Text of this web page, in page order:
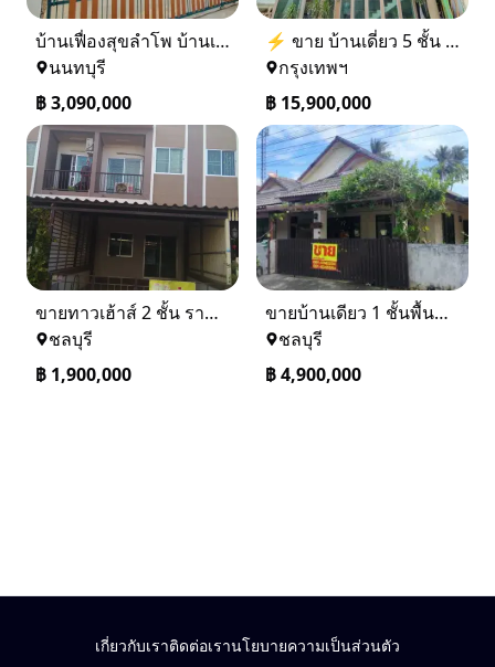
บ้านเฟื่องสุขลำโพ บ้านเดี่ยวสร้างใหม่ บางบัวทอง
นนทบุรี
฿3,090,000
⚡ ขาย บ้านเดี่ยว 5 ชั้น ซอย ประชาชื่น 14 ใกล้ BTS
กรุงเทพฯ
฿ 15,900,000
ขายทาวเฮ้าส์ 2 ชั้น ราคา 1.9 ล้านบาท ที่อยู่ ศรีราชา ชลบุรี
ชลบุรี
฿ 1,900,000
ขายบ้านเดียว 1 ชั้นพื้นที่ 102 ตรว บางละมุง ชลบุรี
ชลบุรี
฿4,900,000
เกี่ยวกับเราติดต่อเรานโยบายความเป็นส่วนตัว